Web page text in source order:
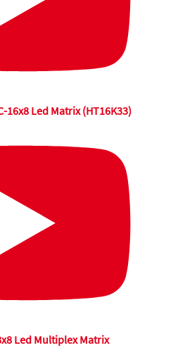
16x8 Led Matrix (HT16K33)
Led Multiplex Matrix